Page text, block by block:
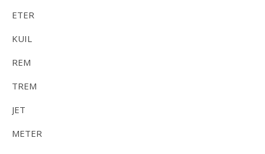
ETER
KUIL
REM
TREM
JET
METER